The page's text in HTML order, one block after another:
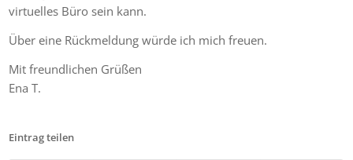
virtuelles Büro sein kann.
Über eine Rückmeldung würde ich mich freuen.
Mit freundlichen Grüßen
Ena T.
Eintrag teilen